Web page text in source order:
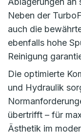
Neben der
auch die
ebenfalls hohe
Reinigung
Die optimierte
und Hydraulik
übertrifft – für
Ästhetik im